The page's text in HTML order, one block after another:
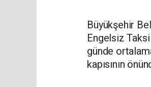
Büyükşehir
Engelsiz
günde
kapısının